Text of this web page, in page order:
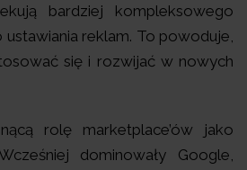
bardziej kompleksowego
ustawiania reklam. To powoduje,
się i rozwijać w nowych
rolę marketplace’ów jako
dominowały Google,